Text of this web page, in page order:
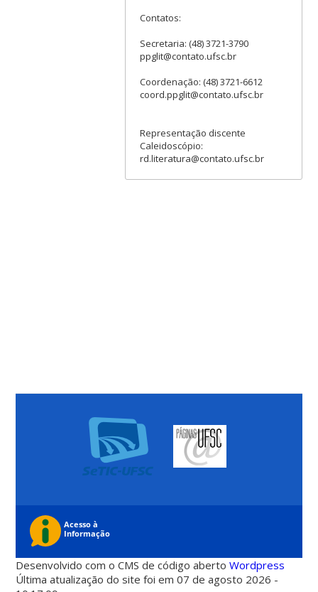
Contatos:
Secretaria: (48) 3721-3790
ppglit@contato.ufsc.br
Coordenação: (48) 3721-6612
coord.ppglit@contato.ufsc.br
Representação discente
Caleidoscópio:
rd.literatura@contato.ufsc.br
Desenvolvido com o CMS de código abertoWordpress
Última atualização do site foi em 07 de agosto 2026 -